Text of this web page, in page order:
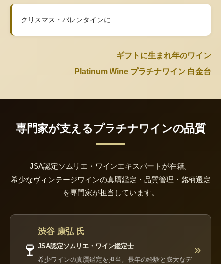
クリスマス・バレンタインに
ギフトに生まれ年のワイン
Platinum Wine プラチナワイン 白金台
専門家が支えるプラチナワインの品質
JSA認定ソムリエ・ワインエキスパートが在籍。
希少なヴィンテージワインの真贋鑑定・品質管理・銘柄選定
を専門家が担当しています。
🍷
渋谷 康弘 氏
JSA認定ソムリエ・ワイン鑑定士
希少ワインの真贋鑑定を担当。長年の経験と膨大なデ
»